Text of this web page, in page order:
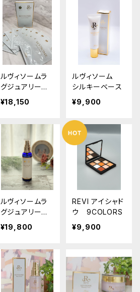
ルヴィソームラ
グジュアリーオ
イルマスク
¥18,150
ルヴィソーム
シルキーベース
¥9,900
ルヴィソームラ
グジュアリーオ
イル
¥19,800
REVI アイシャド
ウ 9COLORS
¥9,900